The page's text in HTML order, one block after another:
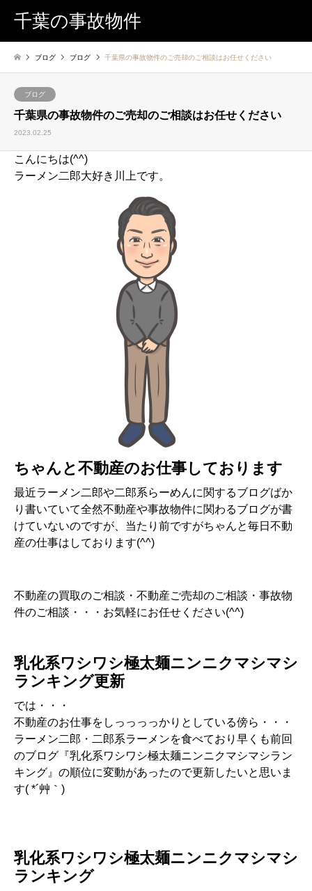
千葉の事故物件
ブログ ブログ 千葉県の事故物件のご売却のご相談はお任せください
ブログ
千葉県の事故物件のご売却のご相談はお任せください
2023.02.25
こんにちは(^^)
ラーメン二郎大好き川上です。
ちゃんと不動産のお仕事しております
最近ラーメン二郎や二郎系らーめんに関するブログばか
り書いていて全然不動産や事故物件に関わるブログが書
けていないのですが、当たり前ですがちゃんと毎日不動
産の仕事はしております(^^)
不動産の買取のご相談・不動産ご売却のご相談・事故物
件のご相談・・・お気軽にお任せください(^^)
乳化系ワシワシ極太麺ニンニクマシマシ
ランキング更新
では・・・
不動産のお仕事をしっっっっかりとしている傍ら・・・
ラーメン二郎・二郎系ラーメンを食べており早くも前回
のブログ『乳化系ワシワシ極太麺ニンニクマシマシラン
キング』の順位に変動があったので更新したいと思いま
す( *´艸｀)
乳化系ワシワシ極太麺ニンニクマシマシ
ランキング